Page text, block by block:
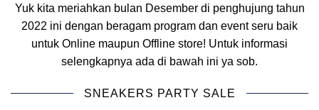
Yuk kita meriahkan bulan Desember di penghujung tahun
2022 ini dengan beragam program dan event seru baik
untuk Online maupun Offline store! Untuk informasi
selengkapnya ada di bawah ini ya sob.
SNEAKERS PARTY SALE